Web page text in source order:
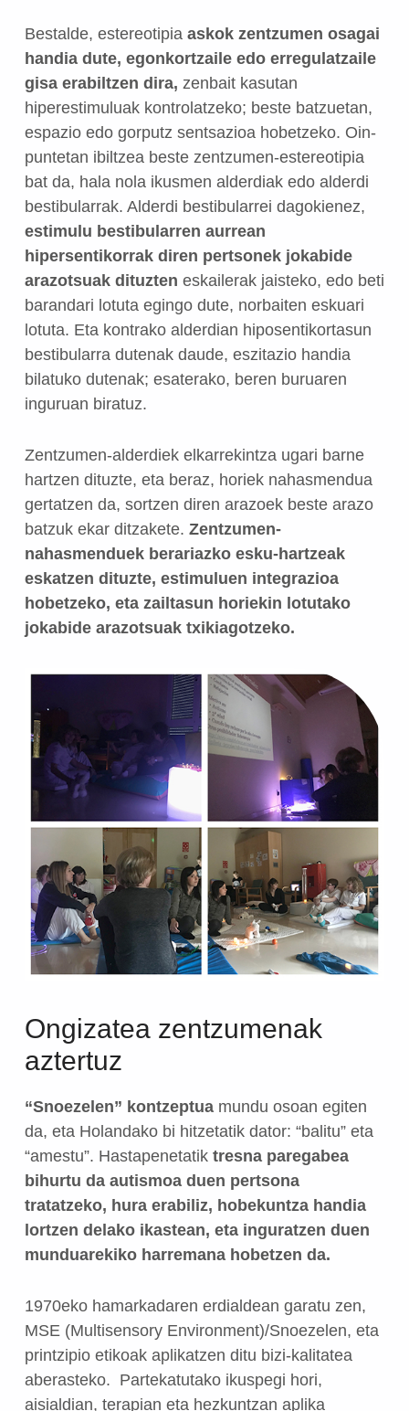
Bestalde, estereotipia askok zentzumen osagai
handia dute, egonkortzaile edo erregulatzaile
gisa erabiltzen dira, zenbait kasutan
hiperestimuluak kontrolatzeko; beste batzuetan,
espazio edo gorputz sentsazioa hobetzeko. Oin-
puntetan ibiltzea beste zentzumen-estereotipia
bat da, hala nola ikusmen alderdiak edo alderdi
bestibularrak. Alderdi bestibularrei dagokienez,
estimulu bestibularren aurrean
hipersentikorrak diren pertsonek jokabide
arazotsuak dituzten eskailerak jaisteko, edo beti
barandari lotuta egingo dute, norbaiten eskuari
lotuta. Eta kontrako alderdian hiposentikortasun
bestibularra dutenak daude, eszitazio handia
bilatuko dutenak; esaterako, beren buruaren
inguruan biratuz.
Zentzumen-alderdiek elkarrekintza ugari barne
hartzen dituzte, eta beraz, horiek nahasmendua
gertatzen da, sortzen diren arazoek beste arazo
batzuk ekar ditzakete. Zentzumen-
nahasmenduek berariazko esku-hartzeak
eskatzen dituzte, estimuluen integrazioa
hobetzeko, eta zailtasun horiekin lotutako
jokabide arazotsuak txikiagotzeko.
Ongizatea zentzumenak
aztertuz
“Snoezelen” kontzeptua mundu osoan egiten
da, eta Holandako bi hitzetatik dator: “balitu” eta
“amestu”. Hastapenetatik tresna paregabea
bihurtu da autismoa duen pertsona
tratatzeko, hura erabiliz, hobekuntza handia
lortzen delako ikastean, eta inguratzen duen
munduarekiko harremana hobetzen da.
1970eko hamarkadaren erdialdean garatu zen,
MSE (Multisensory Environment)/Snoezelen, eta
printzipio etikoak aplikatzen ditu bizi-kalitatea
aberasteko. Partekatutako ikuspegi hori,
aisialdian, terapian eta hezkuntzan aplika